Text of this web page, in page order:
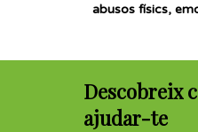
abusos físics,
Descobreix
ajudar-te